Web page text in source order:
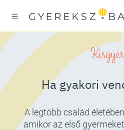
Ha gyakori
A legtöbb család
amikor az első